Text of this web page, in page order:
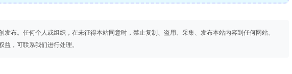
布。任何个人或组织，在未征得本站同意时，禁止复制、盗用、采集、发布本站内容到任何网站、
，可联系我们进行处理。